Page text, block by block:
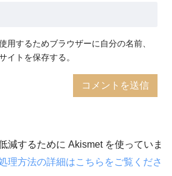
用するためブラウザーに自分の名前、
イトを保存する。
減するために Akismet を使っていま
理方法の詳細はこちらをご覧くださ